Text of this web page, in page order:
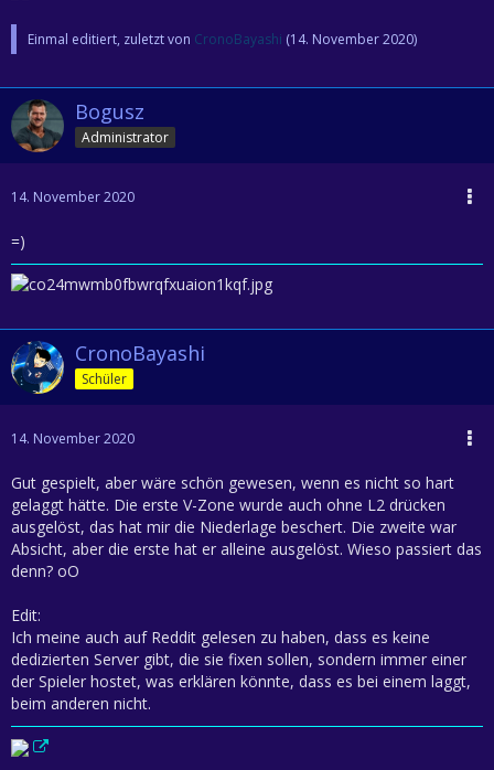
Einmal editiert, zuletzt von CronoBayashi (14. November 2020)
Bogusz
Administrator
14. November 2020
=)
CronoBayashi
Schüler
14. November 2020
Gut gespielt, aber wäre schön gewesen, wenn es nicht so hart
gelaggt hätte. Die erste V-Zone wurde auch ohne L2 drücken
ausgelöst, das hat mir die Niederlage beschert. Die zweite war
Absicht, aber die erste hat er alleine ausgelöst. Wieso passiert das
denn? oO
Edit:
Ich meine auch auf Reddit gelesen zu haben, dass es keine
dedizierten Server gibt, die sie fixen sollen, sondern immer einer
der Spieler hostet, was erklären könnte, dass es bei einem laggt,
beim anderen nicht.